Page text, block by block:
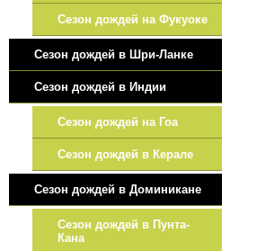
Сезон дождей на Фукуоке
Сезон дождей в Шри-Ланке
Сезон дождей в Индии
Сезон дождей на Гоа
Сезон дождей в Керале
Сезон дождей в Доминикане
Сезон дождей в Пунта-
Кана